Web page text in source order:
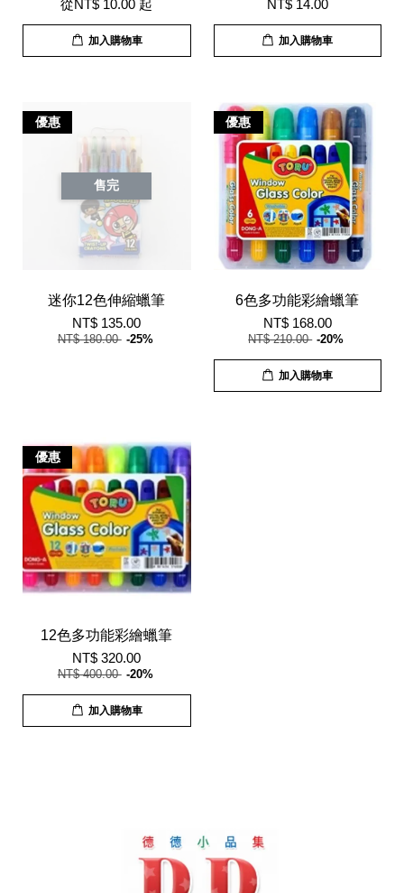
從NT$ 10.00 起
加入購物車
NT$ 14.00
加入購物車
優惠
售完
迷你12色伸縮蠟筆
NT$ 135.00
NT$ 180.00 -25%
優惠
6色多功能彩繪蠟筆
NT$ 168.00
NT$ 210.00 -20%
加入購物車
優惠
12色多功能彩繪蠟筆
NT$ 320.00
NT$ 400.00 -20%
加入購物車